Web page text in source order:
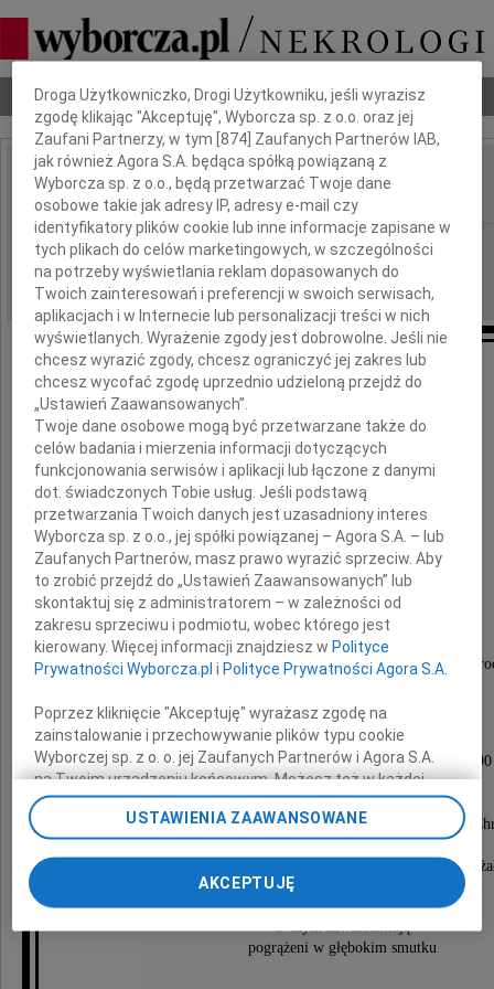
Nekrologi Odeszli Poradnik pogrzebowy
IMIĘ I NAZWISKO: Mirella Odowska
REGION: Warszawa
DATA EMISJI: 09.09.2009
Pełni bólu i smutku zawiadamiamy,
że w dniu 4 września 2009 roku
odeszła od nas, przeżywszy 74 lata
Mirella Odowska
Człowiek skromny, szlachetny, pełen serca i
Msza święta żałobna odbędzie się
12 września 2009 roku (sobota) o godzinie 8.00
w kościele Matki Boskiej Anielskiej
przy ul. Modzelewskiego 98 w Warszawie,
po któ rej nastąpi przewiezienie do kościoła św. Jana
w Czerwonce (koło Sokoła Podlaskiego),
gdzie o godzinie 12.00 rozpocznie się nabożeństwo
i odprowadzenie do grobu rodzinnego.
O czym zawiadamiają
pogrążeni w głębokim smutku
Dbamy o Twoją prywatność
Droga Użytkowniczko, Drogi Użytkowniku, jeśli wyrazisz
zgodę klikając "Akceptuję", Wyborcza sp. z o.o. oraz jej
Zaufani Partnerzy, w tym [874] Zaufanych Partnerów IAB,
jak również Agora S.A. będąca spółką powiązaną z
Wyborcza sp. z o.o., będą przetwarzać Twoje dane
osobowe takie jak adresy IP, adresy e-mail czy
identyfikatory plików cookie lub inne informacje zapisane w
tych plikach do celów marketingowych, w szczególności
na potrzeby wyświetlania reklam dopasowanych do
Twoich zainteresowań i preferencji w swoich serwisach,
aplikacjach i w Internecie lub personalizacji treści w nich
wyświetlanych. Wyrażenie zgody jest dobrowolne. Jeśli nie
chcesz wyrazić zgody, chcesz ograniczyć jej zakres lub
chcesz wycofać zgodę uprzednio udzieloną przejdź do
„Ustawień Zaawansowanych”.
Twoje dane osobowe mogą być przetwarzane także do
celów badania i mierzenia informacji dotyczących
funkcjonowania serwisów i aplikacji lub łączone z danymi
dot. świadczonych Tobie usług. Jeśli podstawą
przetwarzania Twoich danych jest uzasadniony interes
Wyborcza sp. z o.o., jej spółki powiązanej – Agora S.A. – lub
Zaufanych Partnerów, masz prawo wyrazić sprzeciw. Aby
to zrobić przejdź do „Ustawień Zaawansowanych” lub
skontaktuj się z administratorem – w zależności od
zakresu sprzeciwu i podmiotu, wobec którego jest
kierowany. Więcej informacji znajdziesz wPolityce
Prywatności Wyborcza.pl iPolityce Prywatności Agora S.A.
Poprzez kliknięcie "Akceptuję" wyrażasz zgodę na
zainstalowanie i przechowywanie plików typu cookie
Wyborczej sp. z o. o. jej Zaufanych Partnerów i Agora S.A.
na Twoim urządzeniu końcowym. Możesz też w każdej
chwili zmienić swoje preferencje dot. plików cookie,
ponownie wywołując narzędzie do zarządzania Twoimi
preferencjami dot. przetwarzania danych poprzez
odnośnik „Ustawienia prywatności” w stopce serwisu i
przechodząc do sekcji „Ustawienia zaawansowane”.
Zmiana ustawień plików cookie możliwa jest także za
pomocą ustawień przeglądarki.
USTAWIENIA ZAAWANSOWANE
AKCEPTUJĘ